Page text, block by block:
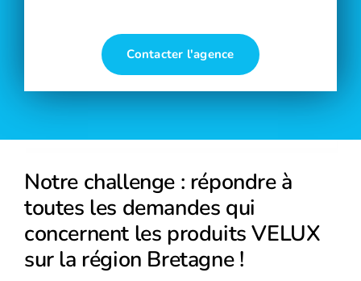
Contacter l'agence
Notre challenge : répondre à
toutes les demandes qui
concernent les produits VELUX
sur la région Bretagne !